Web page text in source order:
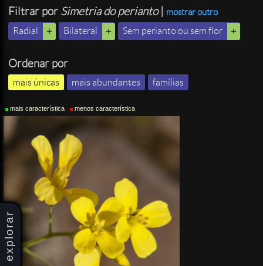
explorar
Filtrar por Simetria do perianto|
mostrar outro
Radial
Bilateral Sem perianto ou sem flor
Ordenar por
mais únicas mais abundantes famílias
mais característica menos característica